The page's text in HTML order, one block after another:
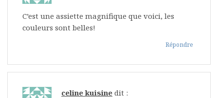
C’est une assiette magnifique que voici, les
couleurs sont belles!
Répondre
celine kuisine dit :